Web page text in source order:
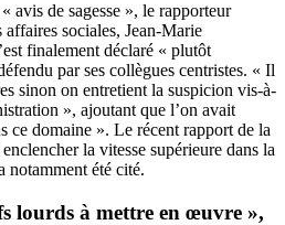
avis de sagesse », le rapporteur
sociales, Jean-Marie
finalement déclaré « plutôt
par ses collègues centristes. « Il
sinon on entretient la suspicion vis-à-
», ajoutant que l’on avait
ce domaine ». Le récent rapport de la
la vitesse supérieure dans la
notamment été cité.
lourds à mettre en œuvre »,